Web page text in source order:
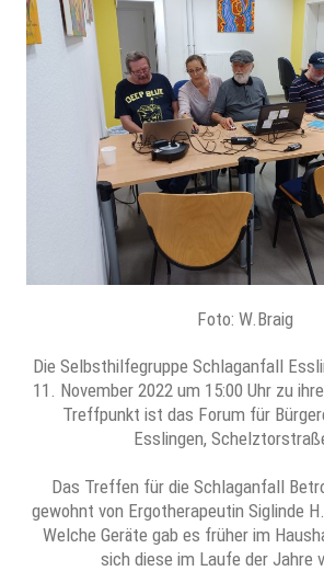
Foto: W.Braig
Die Selbsthilfegruppe Schlaganfall
11. November 2022 um 15:00 Uhr zu
Treffpunkt ist das Forum für
Esslingen,
Das Treffen für die Schlaganfall
gewohnt von Ergotherapeutin Siglinde
Welche Geräte gab es früher im
sich diese im Laufe der Jahre